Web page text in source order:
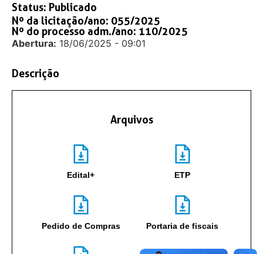
Status: Publicado
Nº da licitação/ano: 055/2025
Nº do processo adm./ano: 110/2025
Abertura: 18/06/2025 - 09:01
Descrição
Arquivos
Edital+ ETP
Pedido de Compras Portaria de fiscais